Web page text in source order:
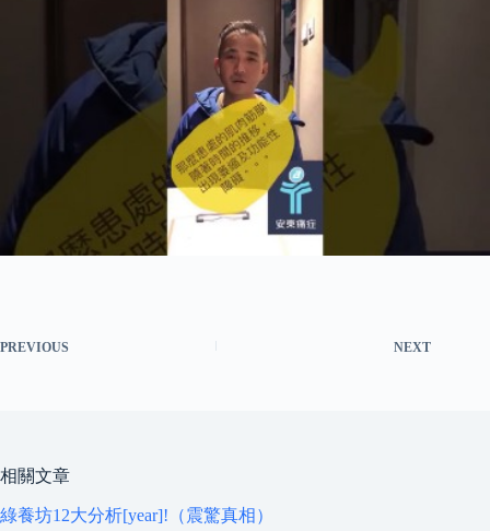
PREVIOUS NEXT
相關文章
綠養坊12大分析[year]!（震驚真相）